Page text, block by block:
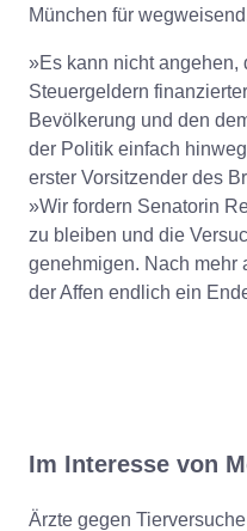
München für
»Es kann nicht angehen,
Steuergeldern
Bevölkerung und den
der Politik einfach
erster Vorsitzender des
»Wir fordern Senatorin
zu bleiben und die
genehmigen. Nach mehr
der Affen endlich ein
Im Interesse von
Ärzte gegen Tierversuche